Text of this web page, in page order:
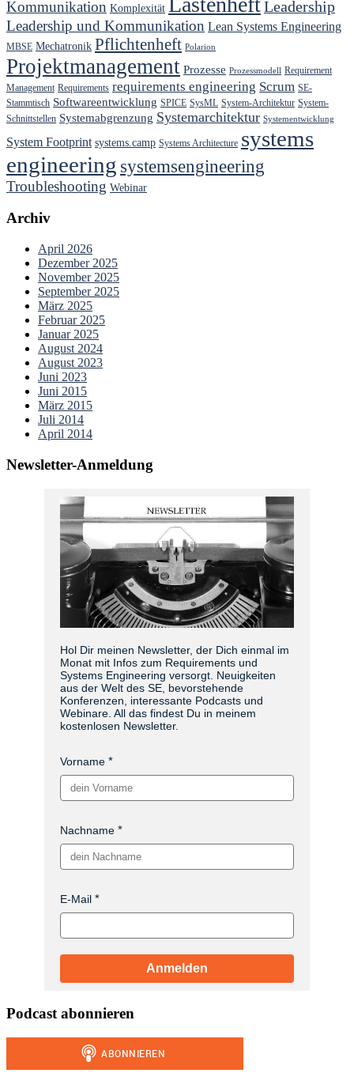
Kommunikation Komplexität
Leadership
Leadership und Kommunikation Lean Systems Engineering
MBSE Mechatronik Pflichtenheft Polarion
Projektmanagement Prozesse Prozessmodell Requirement
Management Requirements requirements engineering Scrum SE-
Stammtisch Softwareentwicklung SPICE SysML System-Architektur System-
Schnittstellen Systemabgrenzung Systemarchitektur Systementwicklung
System Footprint systems.camp Systems Architecture systems
engineering systemsengineering
Troubleshooting Webinar
Archiv
April 2026
Dezember 2025
November 2025
September 2025
März 2025
Februar 2025
Januar 2025
August 2024
August 2023
Juni 2023
Juni 2015
März 2015
Juli 2014
April 2014
Newsletter-Anmeldung
Hol Dir meinen Newsletter, der Dich einmal im
Monat mit Infos zum Requirements und
Systems Engineering versorgt. Neuigkeiten
aus der Welt des SE, bevorstehende
Konferenzen, interessante Podcasts und
Webinare. All das findest Du in meinem
kostenlosen Newsletter.
Vorname
Nachname
E-Mail
Anmelden
Podcast abonnieren